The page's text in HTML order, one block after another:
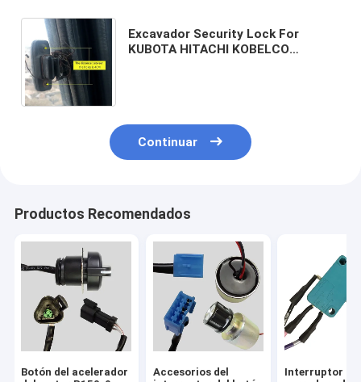
Excavador Security Lock For
KUBOTA HITACHI KOBELCO
Continuar
Productos Recomendados
Botón del acelerador
Accesorios del
Interruptor de